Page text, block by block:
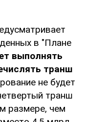
в "Плане
выполнять
транш
не будет
транш
размере, чем